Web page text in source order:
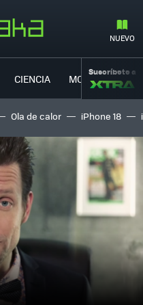
NUEVO
CIENCIA MOVILIDAD
Suscríbete a
Ola de calor iPhone 18